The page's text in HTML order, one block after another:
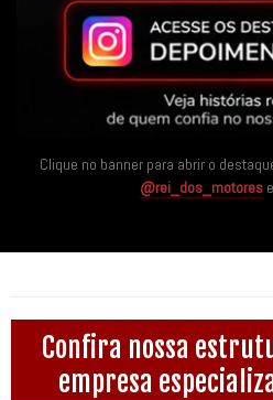
Clique no banner para abrir o
@rei_dos_motores
Confira nossa
empresa